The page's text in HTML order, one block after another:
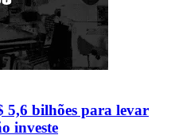
5,6 bilhões para levar
investe